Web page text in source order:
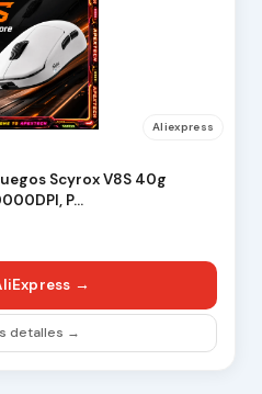
Aliexpress
Scyrox V8S 40g
P…
→
detalles →